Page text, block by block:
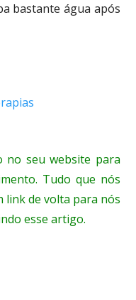
bastante água após
no seu website para
Tudo que nós
link de volta para nós
esse artigo.